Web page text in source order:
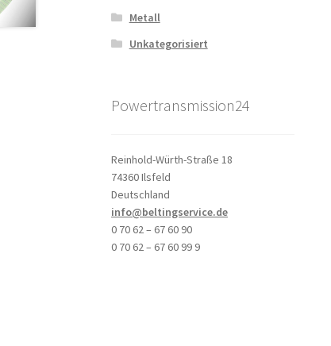
Metall
Unkategorisiert
Powertransmission24
Reinhold-Würth-Straße 18
74360 Ilsfeld
Deutschland
info@beltingservice.de
0 70 62 – 67 60 90
0 70 62 – 67 60 99 9